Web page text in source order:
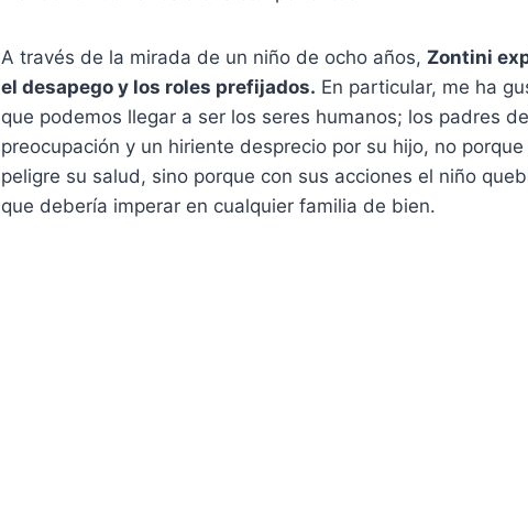
A través de la mirada de un niño de ocho años, Zontini
el desapego y los roles prefijados. En particular, me ha
que podemos llegar a ser los seres humanos; los padres
preocupación y un hiriente desprecio por su hijo, no
peligre su salud, sino porque con sus acciones el niño
que debería imperar en cualquier familia de bien.